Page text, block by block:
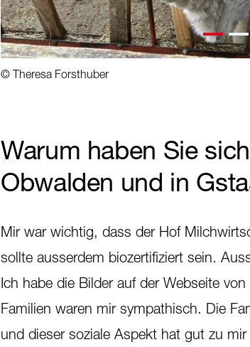
© Theresa Forsthuber
Warum haben Sie
Obwalden und in
Mir war wichtig, dass der Hof
sollte ausserdem biozertifiziert sein.
Ich habe die Bilder auf der Webseite
Familien waren mir sympathisch. Die
und dieser soziale Aspekt hat gut zu mir